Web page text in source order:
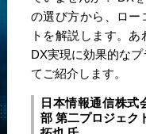
の選び方から、ロー
トを解説します。
DX実現に効果的な
てご紹介します。
日本情報通信株式
部 第二プロジェク